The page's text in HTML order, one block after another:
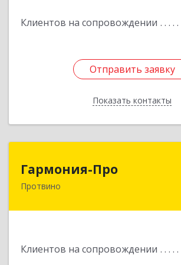
Клиентов на сопровождении
Отправить заявку
Показать контакты
Отправить заявку
Назад
Гармония-Про
Протвино
Клиентов на сопровождении
142280, Московская обл,